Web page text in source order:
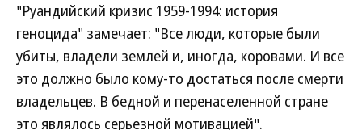
"Руандийский кризис 1959-1994: история
геноцида" замечает: "Все люди, которые были
убиты, владели землей и, иногда, коровами. И все
это должно было кому-то достаться после смерти
владельцев. В бедной и перенаселенной стране
это являлось серьезной мотивацией".